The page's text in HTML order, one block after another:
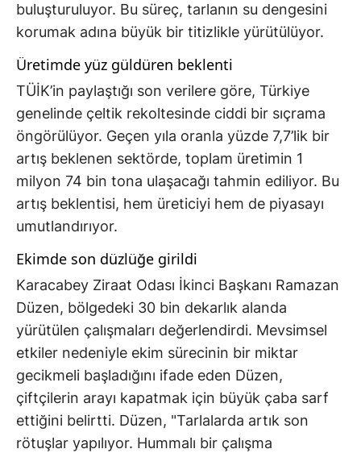
buluşturuluyor. Bu süreç, tarlanın su dengesini
korumak adına büyük bir titizlikle yürütülüyor.
Üretimde yüz güldüren beklenti
TÜİK’in paylaştığı son verilere göre, Türkiye
genelinde çeltik rekoltesinde ciddi bir sıçrama
öngörülüyor. Geçen yıla oranla yüzde 7,7’lik bir
artış beklenen sektörde, toplam üretimin 1
milyon 74 bin tona ulaşacağı tahmin ediliyor. Bu
artış beklentisi, hem üreticiyi hem de piyasayı
umutlandırıyor.
Ekimde son düzlüğe girildi
Karacabey Ziraat Odası İkinci Başkanı Ramazan
Düzen, bölgedeki 30 bin dekarlık alanda
yürütülen çalışmaları değerlendirdi. Mevsimsel
etkiler nedeniyle ekim sürecinin bir miktar
gecikmeli başladığını ifade eden Düzen,
çiftçilerin arayı kapatmak için büyük çaba sarf
ettiğini belirtti. Düzen, "Tarlalarda artık son
rötuşlar yapılıyor. Hummalı bir çalışma